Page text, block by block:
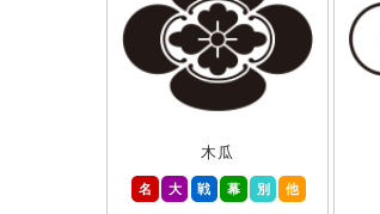
木瓜
名
大 戦 幕 別 他